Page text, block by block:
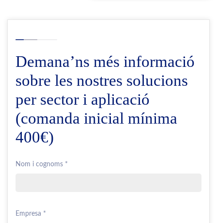
Demana’ns més informació
sobre les nostres solucions
per sector i aplicació
(comanda inicial mínima
400€)
Nom i cognoms *
Empresa *